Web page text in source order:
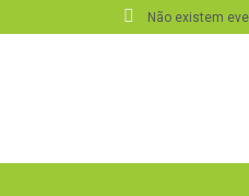
Não existem